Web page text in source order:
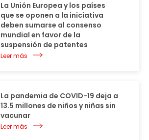
La Unión Europea y los países
que se oponen a la iniciativa
deben sumarse al consenso
mundial en favor de la
suspensión de patentes
Leer más
La pandemia de COVID-19 deja a
13.5 millones de niños y niñas sin
vacunar
Leer más